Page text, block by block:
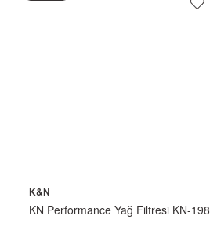
K&N
KN Performance Yağ Filtresi KN-198